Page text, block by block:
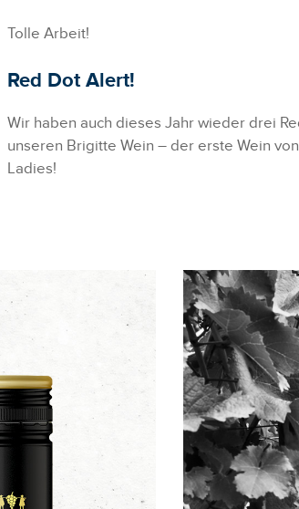
Tolle Arbeit!
Red Dot Alert!
Wir haben auch dieses Jahr wieder drei
unseren Brigitte Wein – der erste Wein
Ladies!